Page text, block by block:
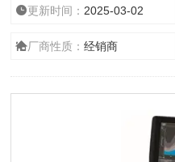
波长、更高的浓度、全新的软件等
更新时间： 2025-03-02
厂商性质：经销商